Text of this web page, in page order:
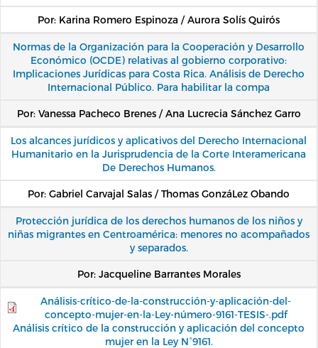
Por: Karina Romero Espinoza / Aurora Solís Quirós
Normas de la Organización para la Cooperación y Desarrollo
Económico (OCDE) relativas al gobierno corporativo:
Implicaciones Jurídicas para Costa Rica. Análisis de Derecho
Internacional Público. Para habilitar la compa
Por: Vanessa Pacheco Brenes / Ana Lucrecia Sánchez Garro
Los alcances jurídicos y aplicativos del Derecho Internacional
Humanitario en la Jurisprudencia de la Corte Interamericana
De Derechos Humanos.
Por: Gabriel Carvajal Salas / Thomas GonzáLez Obando
Protección jurídica de los derechos humanos de los niños y
niñas migrantes en Centroamérica: menores no acompañados
y separados.
Por: Jacqueline Barrantes Morales
Análisis-crítico-de-la-construcción-y-aplicación-del-
concepto-mujer-en-la-Ley-número-9161-TESIS-.pdf
Análisis crítico de la construcción y aplicación del concepto
mujer en la Ley N°9161.